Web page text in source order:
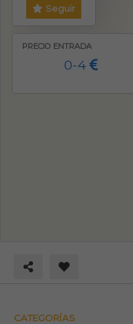
Seguir
PRECIO ENTRADA
0-4
CATEGORÍAS